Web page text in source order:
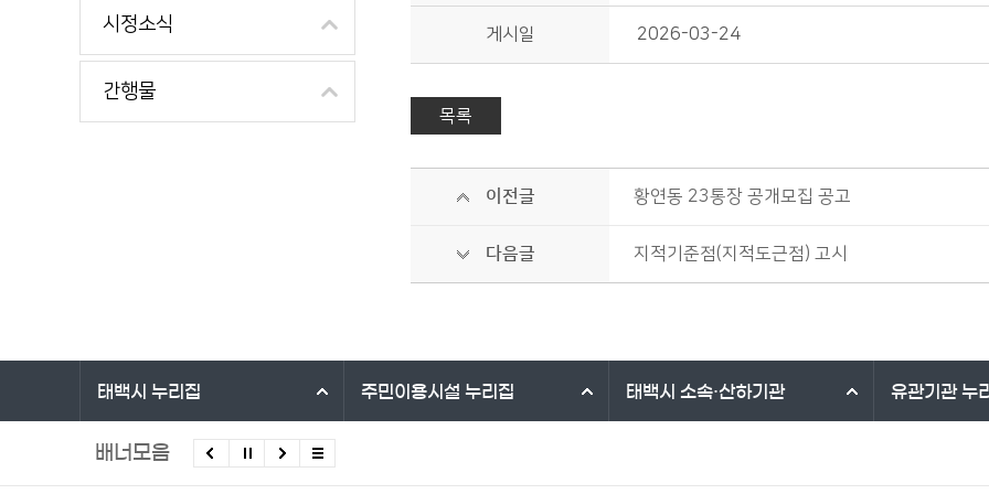
시정소식
간행물
게시일 2026-03-24
목록
이전글 황연동 23통장 공개모집 공고
다음글 지적기준점(지적도근점) 고시
태백시 누리집 주민이용시설 누리집 태백시 소속·산하기관 유관기관누
배너모음